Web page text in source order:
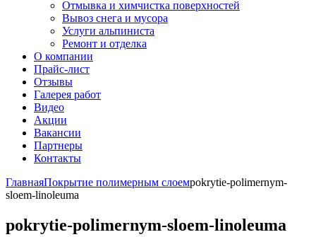
Отмывка и химчистка поверхностей
Вывоз снега и мусора
Услуги альпиниста
Ремонт и отделка
О компании
Прайс-лист
Отзывы
Галерея работ
Видео
Акции
Вакансии
Партнеры
Контакты
ГлавнаяПокрытие полимерным слоемpokrytie-polimernym-
sloem-linoleuma
pokrytie-polimernym-sloem-linoleuma